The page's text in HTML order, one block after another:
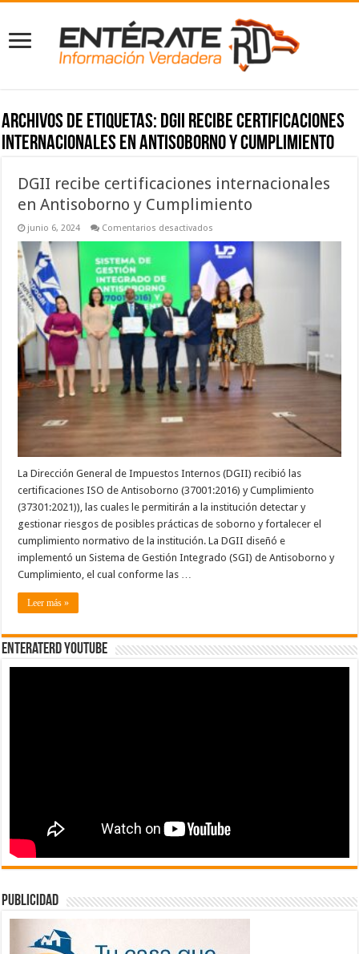
Archivos de etiquetas: DGII recibe certificaciones
internacionales en Antisoborno y Cumplimiento
DGII recibe certificaciones internacionales
en Antisoborno y Cumplimiento
junio 6, 2024 Comentarios desactivados
recibe
certificaciones
internacionales
en
Antisoborno
y
Cumplimiento
La Dirección General de Impuestos Internos (DGII) recibió las
certificaciones ISO de Antisoborno (37001:2016) y Cumplimiento
(37301:2021)), las cuales le permitirán a la institución detectar y
gestionar riesgos de posibles prácticas de soborno y fortalecer el
cumplimiento normativo de la institución. La DGII diseñó e
implementó un Sistema de Gestión Integrado (SGI) de Antisoborno y
Cumplimiento, el cual conforme las …
Leer más »
EnterateRD YOUTUBE
publicidad